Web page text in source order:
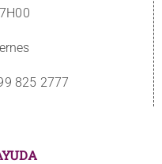
825 2777